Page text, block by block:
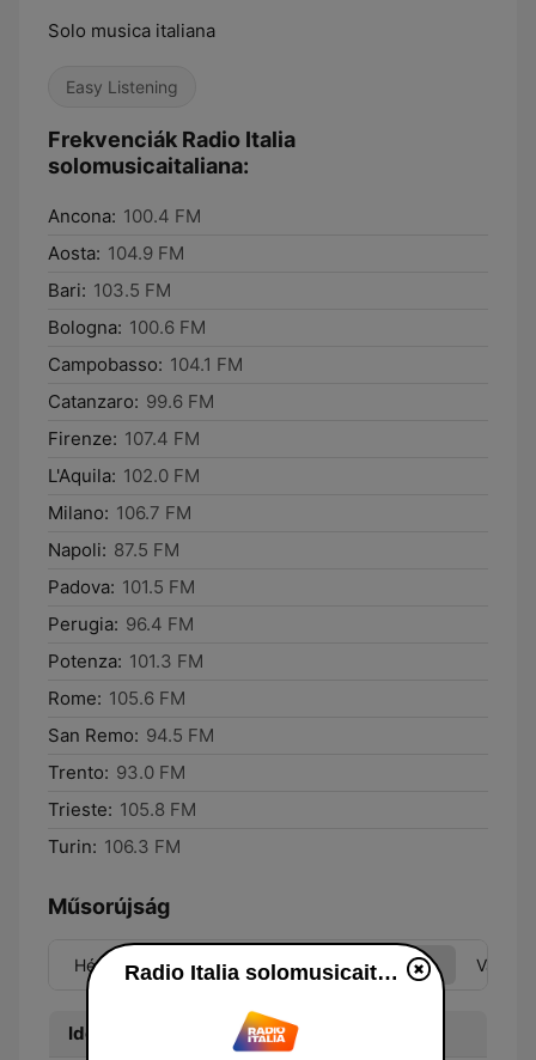
Solo musica italiana
Easy Listening
Frekvenciák Radio Italia
solomusicaitaliana:
Ancona: 100.4 FM
Aosta: 104.9 FM
Bari: 103.5 FM
Bologna: 100.6 FM
Campobasso: 104.1 FM
Catanzaro: 99.6 FM
Firenze: 107.4 FM
L'Aquila: 102.0 FM
Milano: 106.7 FM
Napoli: 87.5 FM
Padova: 101.5 FM
Perugia: 96.4 FM
Potenza: 101.3 FM
Rome: 105.6 FM
San Remo: 94.5 FM
Trento: 93.0 FM
Trieste: 105.8 FM
Turin: 106.3 FM
Műsorújság
Hét Ked Sze Csü Pén Szo Vas
Idő Műsor
Radio Italia solomusicaitaliana